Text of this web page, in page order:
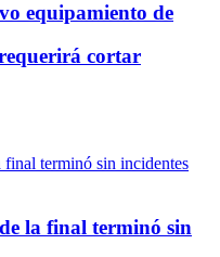
equipamiento de
cortar
la final terminó sin